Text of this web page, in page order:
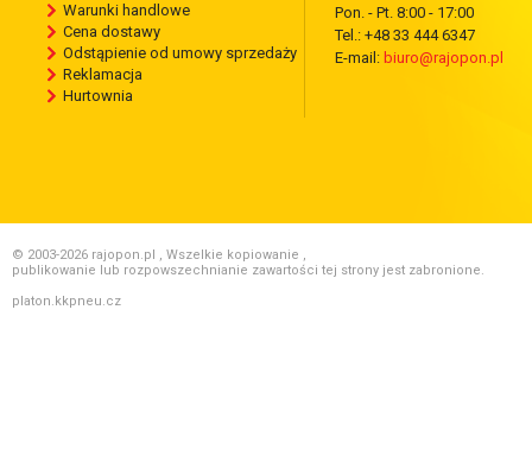
Warunki handlowe
Cena dostawy
Odstąpienie od umowy sprzedaży
Reklamacja
Hurtownia
Pon. - Pt. 8:00 - 17:00
Tel.: +48 33 444 6347
E-mail: biuro@rajopon.pl
© 2003-2026 rajopon.pl , Wszelkie kopiowanie ,
publikowanie lub rozpowszechnianie zawartości tej strony jest zabronione.
platon.kkpneu.cz